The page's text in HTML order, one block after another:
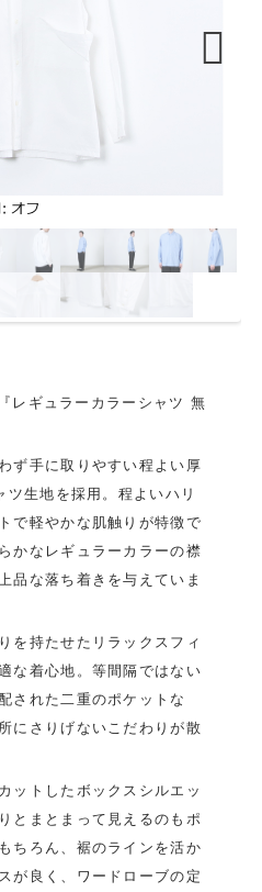
レギュラーカラーシャツ 無
ず手に取りやすい程よい厚
生地を採用。程よいハリ
で軽やかな肌触りが特徴で
かなレギュラーカラーの襟
品な落ち着きを与えていま
を持たせたリラックスフィ
な着心地。等間隔ではない
された二重のポケットな
にさりげないこだわりが散
ットしたボックスシルエッ
とまとまって見えるのもポ
ちろん、裾のラインを活か
が良く、ワードローブの定